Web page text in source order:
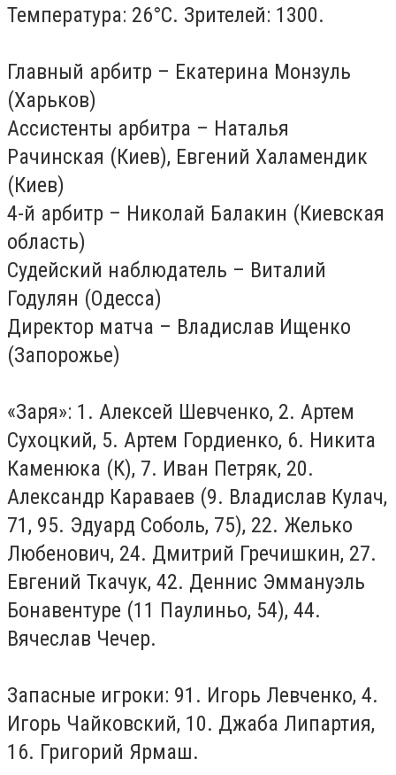
Температура: 26°С. Зрителей: 1300.
Главный арбитр – Екатерина Монзуль
(Харьков)
Ассистенты арбитра – Наталья
Рачинская (Киев), Евгений Халамендик
(Киев)
4-й арбитр – Николай Балакин (Киевская
область)
Судейский наблюдатель – Виталий
Годулян (Одесса)
Директор матча – Владислав Ищенко
(Запорожье)
«Заря»: 1. Алексей Шевченко, 2. Артем
Сухоцкий, 5. Артем Гордиенко, 6. Никита
Каменюка (К), 7. Иван Петряк, 20.
Александр Караваев (9. Владислав Кулач,
71, 95. Эдуард Соболь, 75), 22. Желько
Любенович, 24. Дмитрий Гречишкин, 27.
Евгений Ткачук, 42. Деннис Эммануэль
Бонавентуре (11 Паулиньо, 54), 44.
Вячеслав Чечер.
Запасные игроки: 91. Игорь Левченко, 4.
Игорь Чайковский, 10. Джаба Липартия,
16. Григорий Ярмаш.